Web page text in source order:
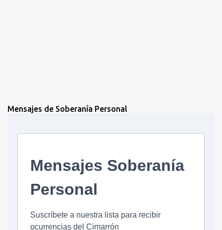
Mensajes de Soberanía Personal